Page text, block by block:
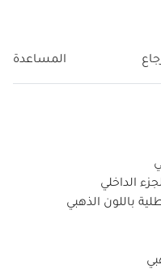
المساعدة
الداخلي
باللون الذهبي